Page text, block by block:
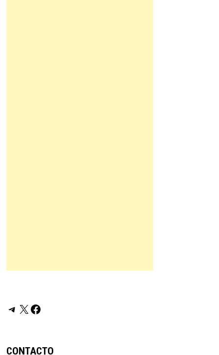
Telegram
X Facebook
CONTACTO